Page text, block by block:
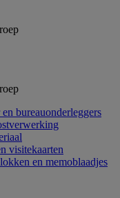
bureauonderleggers
visitekaarten
en memoblaadjes